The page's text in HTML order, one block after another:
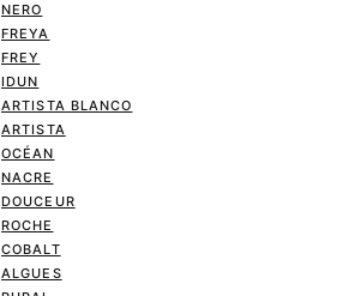
NERO
FREYA
FREY
IDUN
ARTISTA BLANCO
ARTISTA
OCÉAN
NACRE
DOUCEUR
ROCHE
COBALT
ALGUES